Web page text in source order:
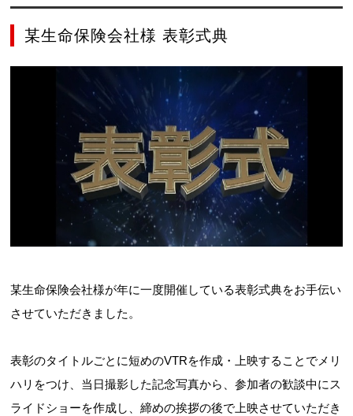
某生命保険会社様 表彰式典
某生命保険会社様が年に一度開催している表彰式典をお手伝い
させていただきました。
表彰のタイトルごとに短めのVTRを作成・上映することでメリ
ハリをつけ、当日撮影した記念写真から、参加者の歓談中にス
ライドショーを作成し、締めの挨拶の後で上映させていただき